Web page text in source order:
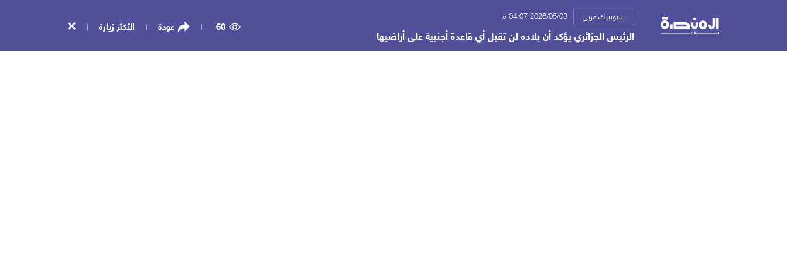
سبوتنيك عربي 2026/05/03 04:07 م
الرئيس الجزائري يؤكد أن بلاده لن تقبل أي قاعدة أجنبية على أراضيها
60 عودة الأكثر زيارة